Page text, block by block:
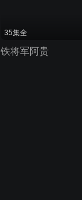
35集全
铁将军阿贵